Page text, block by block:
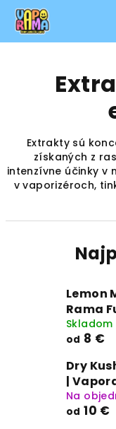
Prejsť
obsah
Extrakty sú
získaných z
intenzívne účinky v
v vaporizéroch,
Lemon
Rama
Skladom
od 8 €
Dry
|
Na
od 10 €